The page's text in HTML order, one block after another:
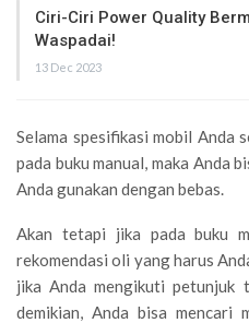
Ciri-Ciri Power Quality
Waspadai!
13 Dec 2023
Selama spesifikasi mobil Anda
pada buku manual, maka Anda
Anda gunakan dengan bebas.
Akan tetapi jika pada buku
rekomendasi oli yang harus
jika Anda mengikuti petunjuk
demikian, Anda bisa mencari